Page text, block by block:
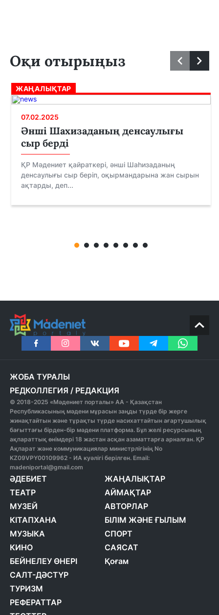
Оқи отырыңыз
ЖАҢАЛЫҚТАР
07.02.2025
Әнші Шахизаданың денсаулығы
сыр берді
ҚР Мәдениет қайраткері, әнші Шаһизаданың
денсаулығы сыр беріп, оқырмандарына жан сырын
ақтарды, деп...
ЖОБА ТУРАЛЫ
РЕДКОЛЛЕГИЯ / РЕДАКЦИЯ
© 2018-2025 «Мәдениет порталы» АА - Қазақстан
Республикасының мәдени мұрасын заңды түрде бір жерге
жинақтайтын және тұрақты түрде насихаттайтын ағартушылық
бағыттағы бірден-бір мәдени платформа. Бұл желі ресурсының
ақпараттық өнімдері 18 жастан асқан азаматтарға арналған. ҚР
Ақпарат және коммуникациялар министрлігінің No
KZ09VPY00109962 - ИА куәлігі берілген. Email:
madeniportal@gmail.com
ӘДЕБИЕТ
ТЕАТР
МУЗЕЙ
КІТАПХАНА
МУЗЫКА
КИНО
БЕЙНЕЛЕУ ӨНЕРІ
САЛТ-ДӘСТҮР
ТУРИЗМ
РЕФЕРАТТАР
ЖАҢАЛЫҚТАР
АЙМАҚТАР
АВТОРЛАР
БІЛІМ ЖӘНЕ ҒЫЛЫМ
СПОРТ
САЯСАТ
Қоғам